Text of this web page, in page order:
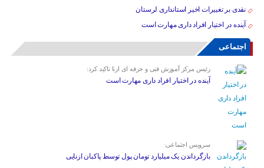
نقدی بر تغییرات اخیر استانداری لرستان
آینده در اختیار افراد داری مهارت است
اجتماعی
رئیس مرکز آموزش فنی و حرفه ای ازنا تاکید کرد:
آینده در اختیار افراد داری مهارت است
سرویس اجتماعی:
بازگرداندن یک میلیارد تومان پول توسط پاکبان ازنایی